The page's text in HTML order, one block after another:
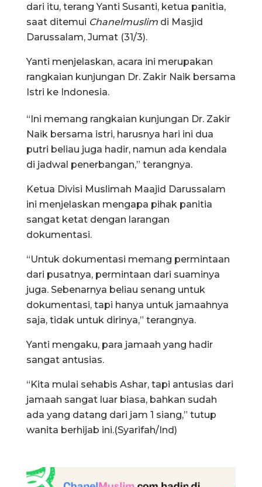
dari itu, terang Yanti Susanti, ketua panitia,
saat ditemui Chanelmuslim di Masjid
Darussalam, Jumat (31/3).
Yanti menjelaskan, acara ini merupakan
rangkaian kunjungan Dr. Zakir Naik bersama
Istri ke Indonesia.
“Ini memang rangkaian kunjungan Dr. Zakir
Naik bersama istri, harusnya hari ini dua
putri beliau juga hadir, namun ada kendala
di jadwal penerbangan,” terangnya.
Ketua Divisi Muslimah Maajid Darussalam
ini menjelaskan mengapa pihak panitia
sangat ketat dengan larangan
dokumentasi.
“Untuk dokumentasi memang permintaan
dari pusatnya, permintaan dari suaminya
juga. Sebenarnya beliau senang untuk
dokumentasi, tapi hanya untuk jamaahnya
saja, tidak untuk dirinya,” terangnya.
Yanti mengaku, para jamaah yang hadir
sangat antusias.
“Kita mulai sehabis Ashar, tapi antusias dari
jamaah sangat luar biasa, bahkan sudah
ada yang datang dari jam 1 siang,” tutup
wanita berhijab ini.(Syarifah/Ind)